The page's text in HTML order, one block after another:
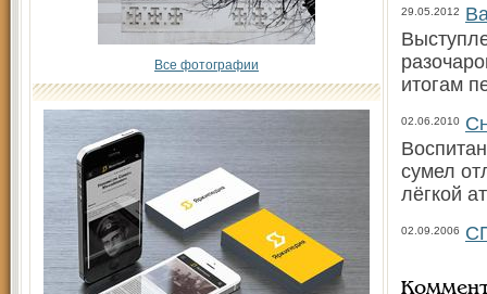
Все фотографии
29.05.2012
итогам
02.06.2010
сумел
лёгкой
02.09.2006